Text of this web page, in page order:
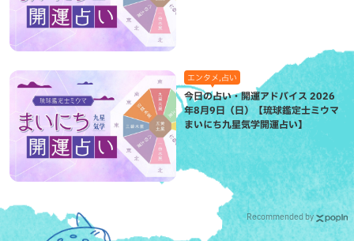
エンタメ,占い
今日の占い・開運アドバイス 2026
年8月9日（日）【琉球鑑定士ミウマ
まいにち九星気学開運占い】
Recommended by